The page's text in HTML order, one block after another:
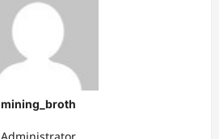
mining_broth